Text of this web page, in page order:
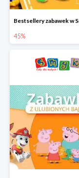
45%